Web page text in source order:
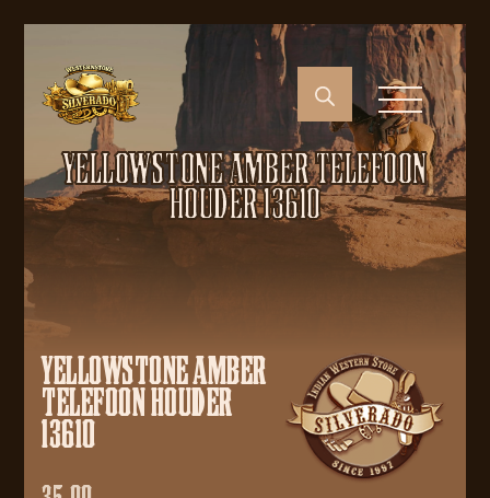
YELLOWSTONE AMBER TELEFOON
HOUDER 13610
YELLOWSTONE AMBER
TELEFOON HOUDER
13610